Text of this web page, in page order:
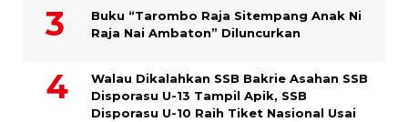
Buku “Tarombo Raja Sitempang Anak Ni
Raja Nai Ambaton” Diluncurkan
Walau Dikalahkan SSB Bakrie Asahan SSB
Disporasu U-13 Tampil Apik, SSB
Disporasu U-10 Raih Tiket Nasional Usai